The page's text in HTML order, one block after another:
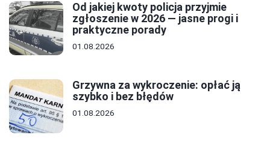
Od jakiej kwoty policja przyjmie
zgłoszenie w 2026 — jasne progi i
praktyczne porady
01.08.2026
Grzywna za wykroczenie: opłać ją
szybko i bez błędów
01.08.2026